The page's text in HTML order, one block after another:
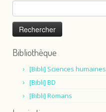
Rechercher :
Bibliothèque
[Bibli] Sciences humaines
[Bibli] BD
[Bibli] Romans